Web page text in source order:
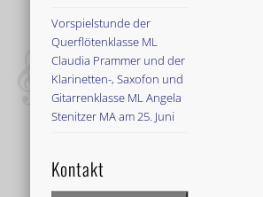
Vorspielstunde der
Querflötenklasse ML
Claudia Prammer und der
Klarinetten-, Saxofon und
Gitarrenklasse ML Angela
Stenitzer MA am 25. Juni
Kontakt